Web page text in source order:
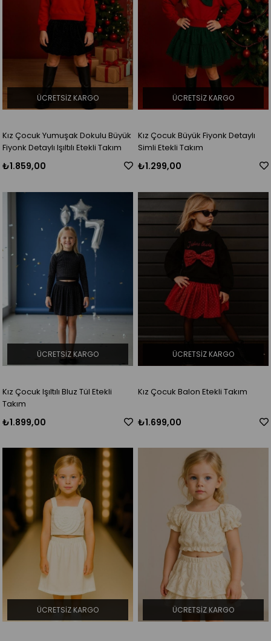
Kız Çocuk Yumuşak Dokulu Büyük
Fiyonk Detaylı Işıltılı Etekli Takım
₺1.859,00
ÜCRETSIZ KARGO
Kız Çocuk Büyük Fiyonk Detaylı
Simli Etekli Takım
₺1.299,00
ÜCRETSIZ KARGO
Kız Çocuk Işıltılı Bluz Tül Etekli
Takım
₺1.899,00
ÜCRETSIZ KARGO
Kız Çocuk Balon Etekli Takım
₺1.699,00
ÜCRETSIZ KARGO
ÜCRETSIZ KARGO ÜCRETSIZ KARGO